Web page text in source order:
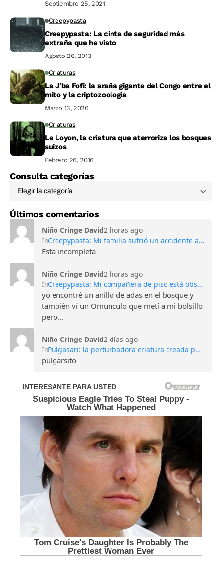
Septiembre 25, 2021
Creepypasta
Creepypasta: La cinta de seguridad más
extraña que he visto
Agosto 26, 2013
Criaturas
La J’ba Fofi: la araña gigante del Congo entre el
mito y la criptozoología
Marzo 13, 2026
Criaturas
Le Loyon, la criatura que aterroriza los bosques
suizos
Febrero 26, 2016
Consulta categorías
Últimos comentarios
Niño Cringe David2 horas ago
In
Creepypasta: Mi familia sufrió un accidente automovilístico mortal
Esta incompleta
Niño Cringe David2 horas ago
In
Creepypasta: Mi compañera de piso está obsesionada con las hadas
yo encontré un anillo de adas en el bosque y
también ví un Omunculo que metí a mi bolsillo
pero...
Niño Cringe David2 días ago
In
Pulgasari: la perturbadora criatura creada por Corea del Norte para competir con Godzilla
pulgarsito